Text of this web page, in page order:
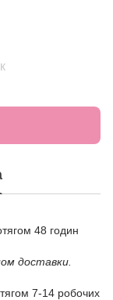
48 годин
доставки.
7-14 робочих